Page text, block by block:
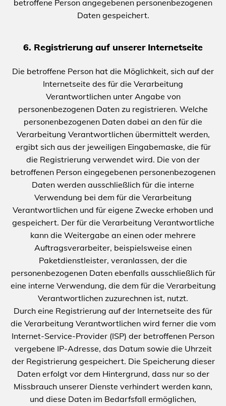
betroffene Person angegebenen personenbezogenen
Daten gespeichert.
6. Registrierung auf unserer Internetseite
Die betroffene Person hat die Möglichkeit, sich auf der
Internetseite des für die Verarbeitung
Verantwortlichen unter Angabe von
personenbezogenen Daten zu registrieren. Welche
personenbezogenen Daten dabei an den für die
Verarbeitung Verantwortlichen übermittelt werden,
ergibt sich aus der jeweiligen Eingabemaske, die für
die Registrierung verwendet wird. Die von der
betroffenen Person eingegebenen personenbezogenen
Daten werden ausschließlich für die interne
Verwendung bei dem für die Verarbeitung
Verantwortlichen und für eigene Zwecke erhoben und
gespeichert. Der für die Verarbeitung Verantwortliche
kann die Weitergabe an einen oder mehrere
Auftragsverarbeiter, beispielsweise einen
Paketdienstleister, veranlassen, der die
personenbezogenen Daten ebenfalls ausschließlich für
eine interne Verwendung, die dem für die Verarbeitung
Verantwortlichen zuzurechnen ist, nutzt.
Durch eine Registrierung auf der Internetseite des für
die Verarbeitung Verantwortlichen wird ferner die vom
Internet-Service-Provider (ISP) der betroffenen Person
vergebene IP-Adresse, das Datum sowie die Uhrzeit
der Registrierung gespeichert. Die Speicherung dieser
Daten erfolgt vor dem Hintergrund, dass nur so der
Missbrauch unserer Dienste verhindert werden kann,
und diese Daten im Bedarfsfall ermöglichen,